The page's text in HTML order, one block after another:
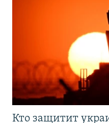
Кто защитит